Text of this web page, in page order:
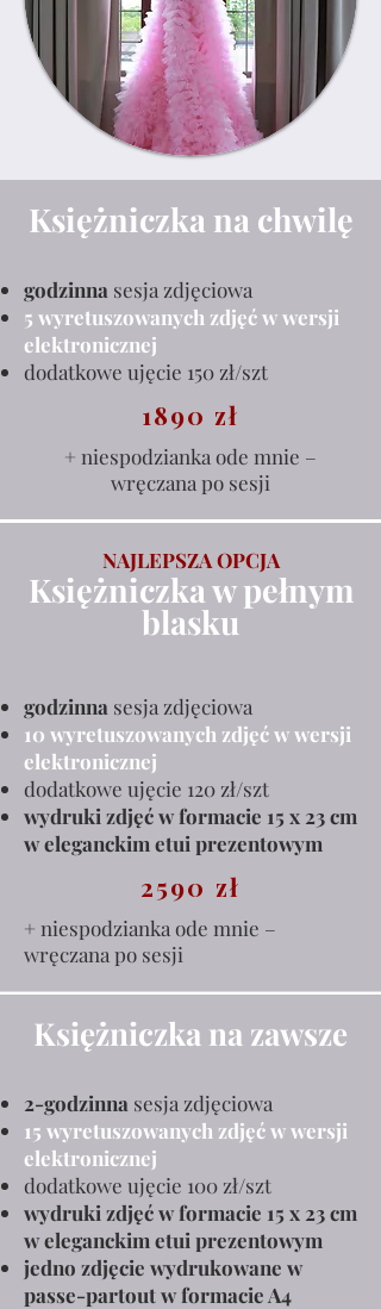
Księżniczka na chwilę
godzinna sesja zdjęciowa
5 wyretuszowanych zdjęć w wersji
elektronicznej
dodatkowe ujęcie 150 zł/szt
1890 zł
+ niespodzianka ode mnie –
wręczana po sesji
NAJLEPSZA OPCJA
Księżniczka w pełnym
blasku
godzinna sesja zdjęciowa
10 wyretuszowanych zdjęć w wersji
elektronicznej
dodatkowe ujęcie 120 zł/szt
wydruki zdjęć w formacie 15 x 23 cm
w eleganckim etui prezentowym
2590 zł
+ niespodzianka ode mnie –
wręczana po sesji
Księżniczka na zawsze
2-godzinna sesja zdjęciowa
15 wyretuszowanych zdjęć w wersji
elektronicznej
dodatkowe ujęcie 100 zł/szt
wydruki zdjęć w formacie 15 x 23 cm
w eleganckim etui prezentowym
jedno zdjęcie wydrukowane w
passe-partout w formacie A4